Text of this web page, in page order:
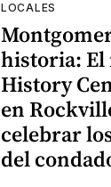
LOCALES
historia: El
History
en
celebrar
del